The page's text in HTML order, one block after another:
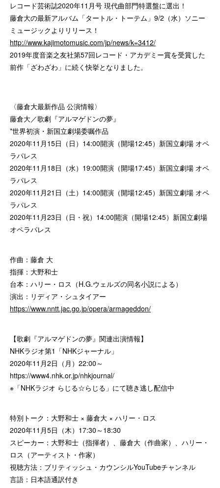
レコード芸術誌2020年11月号 現代曲部門特選盤に選出！
藤倉大の最新アルバム「タートル・トーテム」9/2（水）ソニー
ミュージックよりリリース！
http://www.kajimotomusic.com/jp/news/k=3412/
2019年度音楽之友社第57回レコード・アカデミー賞を受賞した
前作「ざわざわ」に続く快挙となりました。
〈藤倉大最新作品 公演情報〉
藤倉大／歌劇『アルマゲドンの夢』
*世界初演・新国立劇場委嘱作品
2020年11月15日（日）14:00開演（開場12:45）新国立劇場 オペ
ラパレス
2020年11月18日（水）19:00開演（開場17:45）新国立劇場 オペ
ラパレス
2020年11月21日（土）14:00開演（開場12:45）新国立劇場 オペ
ラパレス
2020年11月23日（日・祝）14:00開演（開場12:45）新国立劇場
オペラパレス
作曲：藤倉 大
指揮：大野和士
台本：ハリー・ロス（H.G.ウェルズの同名小説による）
演出：リディア・シュタイアー
https://www.nntt.jac.go.jp/opera/armageddon/
【歌劇『アルマゲドンの夢』関連出演情報】
NHKラジオ第1「NHKジャーナル」
2020年11月2日（月）22:00～
https://www4.nhk.or.jp/nhkjournal/
※「NHKラジオ らじる☆らじる」にて聴き逃し配信中
特別トーク：大野和士 × 藤倉大 × ハリー・ロス
2020年11月5日（木）17:30～18:30
スピーカー：大野和士（指揮者）、藤倉大（作曲家）、ハリー・
ロス（アーティスト・作家）
視聴方法：ブリティッシュ・カウンシルYouTubeチャンネル
言語：日本語通訳付き